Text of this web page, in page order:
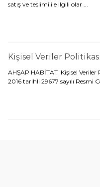
satış ve teslimi ile ilgili olar ...
Kişisel Veriler Politikası
AHŞAP HABİTAT Kişisel Veriler
2016 tarihli 29677 sayılı Resmi